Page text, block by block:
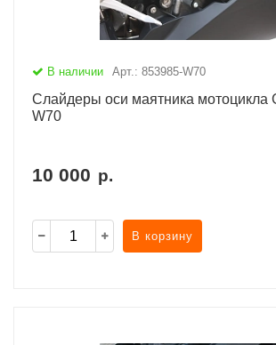
В наличии Арт.: 853985-W70
Слайдеры оси маятника мотоцикла
W70
10 000 р.
В корзину